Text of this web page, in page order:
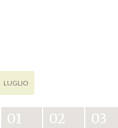
LUGLIO
01 02 03